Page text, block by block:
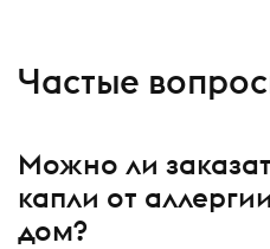
Частые
Можно ли
капли от
дом?